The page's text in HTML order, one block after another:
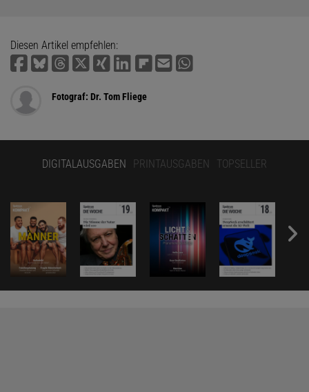
Diesen Artikel empfehlen:
Fotograf: Dr. Tom Fliege
DIGITALAUSGABEN PRINTAUSGABEN TOPSELLER